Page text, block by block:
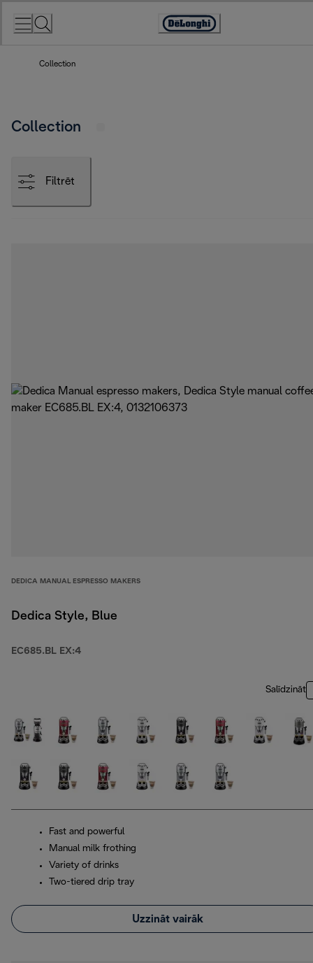
Accessibility
Collection
Collection
Filtrēt
DEDICA MANUAL ESPRESSO MAKERS
Dedica Style, Blue
EC685.BL EX:4
Salīdzināt
Fast and powerful
Manual milk frothing
Variety of drinks
Two-tiered drip tray
Uzzināt vairāk